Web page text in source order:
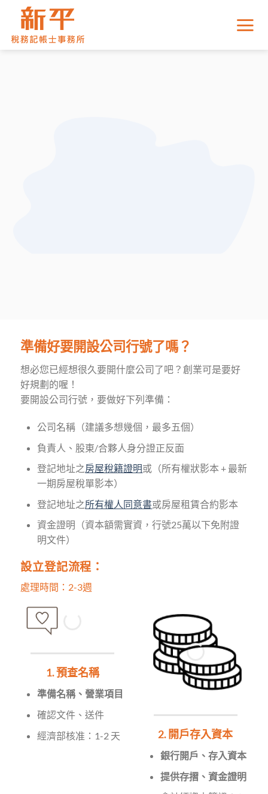
content
開設公司行號
準備好要開設公司行號了嗎？
想必您已經想很久要開什麼公司了吧？創業可是要好
好規劃的喔！
要開設公司行號，要做好下列準備：
公司名稱（建議多想幾個，最多五個）
負責人、股東/合夥人身分證正反面
登記地址之房屋稅籍證明或（所有權狀影本 + 最新
一期房屋稅單影本）
登記地址之所有權人同意書或房屋租賃合約影本
資金證明（資本額需實資，行號25萬以下免附證
明文件）
設立登記流程：
處理時間：2-3週
1. 預查名稱
準備名稱、營業項目
確認文件、送件
經濟部核准：1-2 天
2. 開戶存入資本
銀行開戶、存入資本
提供存摺、資金證明